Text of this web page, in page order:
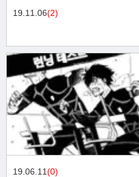
19.11.06(2)
19.06.11(0)